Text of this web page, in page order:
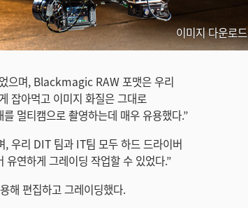
이미지 다운로드
으며, Blackmagic RAW 포맷은 우리
잡아먹고 이미지 화질은 그대로
멀티캠으로 촬영하는데 매우 유용했다.”
우리 DIT 팀과 IT팀 모두 하드 드라이버
연하게 그레이딩 작업할 수 있었다.”
편집하고 그레이딩했다.